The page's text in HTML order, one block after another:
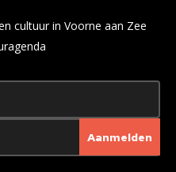
cultuur in Voorne aan Zee